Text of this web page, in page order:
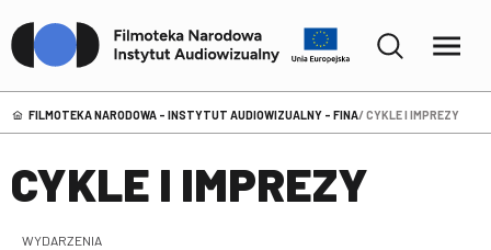
FILMOTEKA NARODOWA – INSTYTUT AUDIOWIZUALNY - FINA CYKLE I IMPREZY
CYKLE I IMPREZY
WYDARZENIA